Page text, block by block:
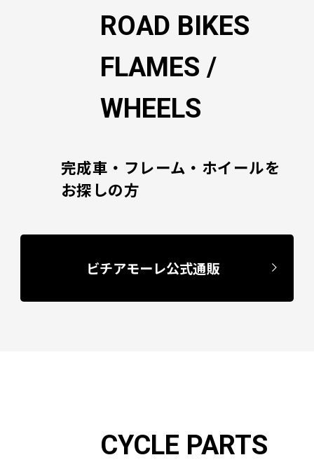
ROAD BIKES
FLAMES /
WHEELS
完成車・フレーム・ホイールを
お探しの方
ビチアモーレ公式通販
CYCLE PARTS